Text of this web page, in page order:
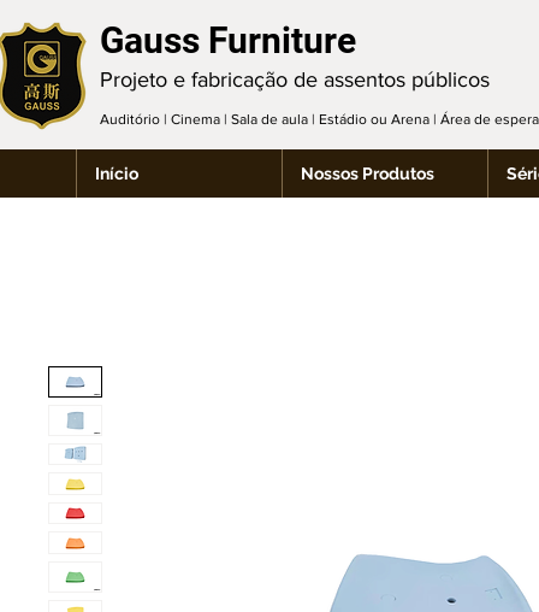
Gauss Furniture
Projeto e fabricação de assentos públicos
Auditório | Cinema | Sala de aula | Estádio ou Arena | Área de
Início Nossos Produtos